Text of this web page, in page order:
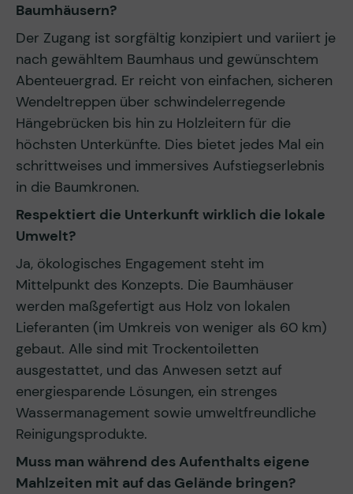
Baumhäusern?
Der Zugang ist sorgfältig konzipiert und variiert je
nach gewähltem Baumhaus und gewünschtem
Abenteuergrad. Er reicht von einfachen, sicheren
Wendeltreppen über schwindelerregende
Hängebrücken bis hin zu Holzleitern für die
höchsten Unterkünfte. Dies bietet jedes Mal ein
schrittweises und immersives Aufstiegserlebnis
in die Baumkronen.
Respektiert die Unterkunft wirklich die lokale
Umwelt?
Ja, ökologisches Engagement steht im
Mittelpunkt des Konzepts. Die Baumhäuser
werden maßgefertigt aus Holz von lokalen
Lieferanten (im Umkreis von weniger als 60 km)
gebaut. Alle sind mit Trockentoiletten
ausgestattet, und das Anwesen setzt auf
energiesparende Lösungen, ein strenges
Wassermanagement sowie umweltfreundliche
Reinigungsprodukte.
Muss man während des Aufenthalts eigene
Mahlzeiten mit auf das Gelände bringen?